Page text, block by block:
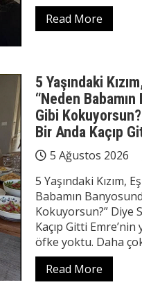
Read More
5 Yaşındaki
“Neden
Gibi
Bir Anda Kaçıp
5 Ağustos 2026
5 Yaşındaki Kızım,
Babamın
Kokuyorsun?” Diye
Kaçıp Gitti
öfke yoktu. Daha
Read More